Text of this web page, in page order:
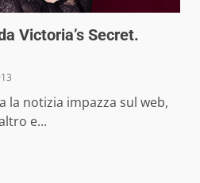
Victoria’s Secret.
la notizia impazza sul web,
e...